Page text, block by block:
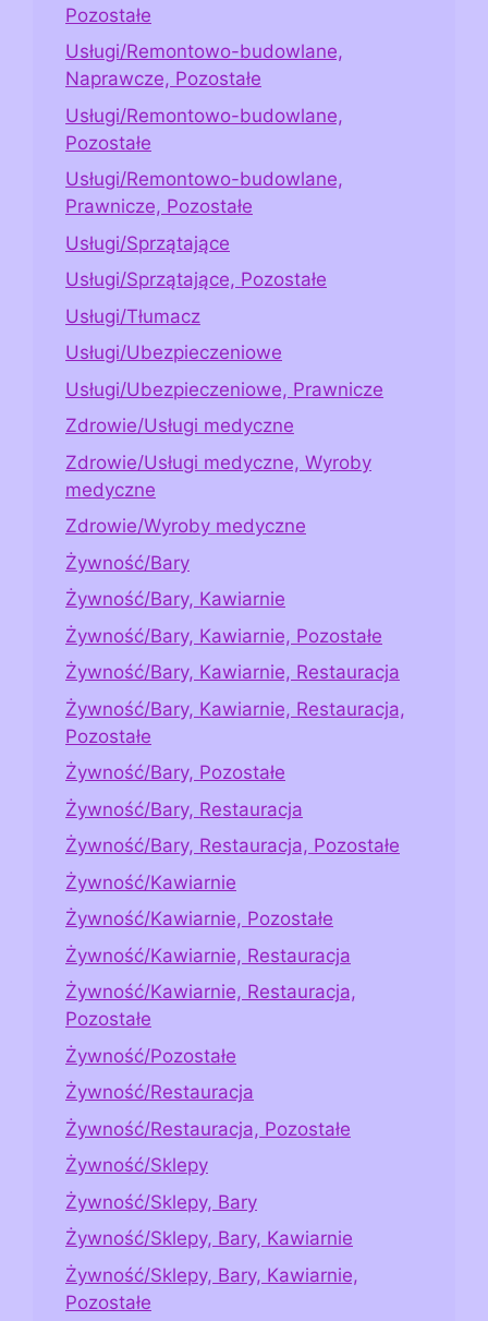
Pozostałe
Usługi/Remontowo-budowlane,
Naprawcze, Pozostałe
Usługi/Remontowo-budowlane,
Pozostałe
Usługi/Remontowo-budowlane,
Prawnicze, Pozostałe
Usługi/Sprzątające
Usługi/Sprzątające, Pozostałe
Usługi/Tłumacz
Usługi/Ubezpieczeniowe
Usługi/Ubezpieczeniowe, Prawnicze
Zdrowie/Usługi medyczne
Zdrowie/Usługi medyczne, Wyroby
medyczne
Zdrowie/Wyroby medyczne
Żywność/Bary
Żywność/Bary, Kawiarnie
Żywność/Bary, Kawiarnie, Pozostałe
Żywność/Bary, Kawiarnie, Restauracja
Żywność/Bary, Kawiarnie, Restauracja,
Pozostałe
Żywność/Bary, Pozostałe
Żywność/Bary, Restauracja
Żywność/Bary, Restauracja, Pozostałe
Żywność/Kawiarnie
Żywność/Kawiarnie, Pozostałe
Żywność/Kawiarnie, Restauracja
Żywność/Kawiarnie, Restauracja,
Pozostałe
Żywność/Pozostałe
Żywność/Restauracja
Żywność/Restauracja, Pozostałe
Żywność/Sklepy
Żywność/Sklepy, Bary
Żywność/Sklepy, Bary, Kawiarnie
Żywność/Sklepy, Bary, Kawiarnie,
Pozostałe